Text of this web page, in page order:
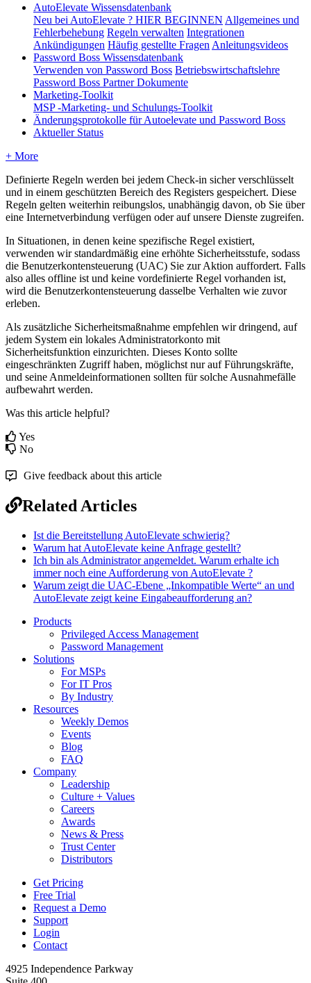
AutoElevate Wissensdatenbank
Neu bei AutoElevate ? HIER BEGINNEN Allgemeines und
Fehlerbehebung Regeln verwalten Integrationen
Ankündigungen Häufig gestellte Fragen Anleitungsvideos
Password Boss Wissensdatenbank
Verwenden von Password Boss Betriebswirtschaftslehre
Password Boss Partner Dokumente
Marketing-Toolkit
MSP -Marketing- und Schulungs-Toolkit
Änderungsprotokolle für Autoelevate und Password Boss
Aktueller Status
+ More
Definierte Regeln werden bei jedem Check-in sicher verschlüsselt
und in einem geschützten Bereich des Registers gespeichert. Diese
Regeln gelten weiterhin reibungslos, unabhängig davon, ob Sie über
eine Internetverbindung verfügen oder auf unsere Dienste zugreifen.
In Situationen, in denen keine spezifische Regel existiert,
verwenden wir standardmäßig eine erhöhte Sicherheitsstufe, sodass
die Benutzerkontensteuerung (UAC) Sie zur Aktion auffordert. Falls
also alles offline ist und keine vordefinierte Regel vorhanden ist,
wird die Benutzerkontensteuerung dasselbe Verhalten wie zuvor
erleben.
Als zusätzliche Sicherheitsmaßnahme empfehlen wir dringend, auf
jedem System ein lokales Administratorkonto mit
Sicherheitsfunktion einzurichten. Dieses Konto sollte
eingeschränkten Zugriff haben, möglichst nur auf Führungskräfte,
und seine Anmeldeinformationen sollten für solche Ausnahmefälle
aufbewahrt werden.
Was this article helpful?
Yes
No
Give feedback about this article
Related Articles
Ist die Bereitstellung AutoElevate schwierig?
Warum hat AutoElevate keine Anfrage gestellt?
Ich bin als Administrator angemeldet. Warum erhalte ich
immer noch eine Aufforderung von AutoElevate ?
Warum zeigt die UAC-Ebene „Inkompatible Werte“ an und
AutoElevate zeigt keine Eingabeaufforderung an?
Products
Privileged Access Management
Password Management
Solutions
For MSPs
For IT Pros
By Industry
Resources
Weekly Demos
Events
Blog
FAQ
Company
Leadership
Culture + Values
Careers
Awards
News & Press
Trust Center
Distributors
Get Pricing
Free Trial
Request a Demo
Support
Login
Contact
4925 Independence Parkway